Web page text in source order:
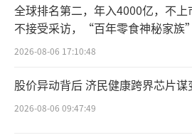
在减持监管趋严的背
以发行可交债的方式实现股
12月23日晚间，华邦
申请非公开发行科技创新
债券可交换为凯盛新材A股
全球排名第二，年入4000亿，不上
不接受采访，“百年零食神秘家族
出水面？
2026-08-06 17:10:48
股价异动背后 济民健康跨界芯片谋
2026-08-06 09:47:49